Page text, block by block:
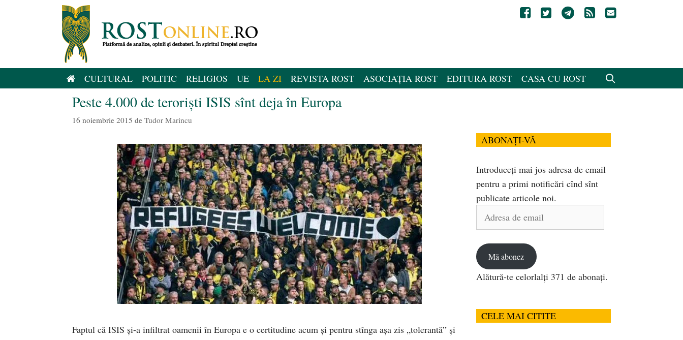
CULTURAL POLITIC RELIGIOS UE LA ZI REVISTA ROST ASOCIAȚIA ROST EDITURA ROST CASA CU ROST
Peste 4.000 de teroriști ISIS sînt deja în Europa
16 noiembrie 2015 de Tudor Marincu
Faptul că ISIS și-a infiltrat oamenii în Europa e o certitudine acum și pentru stînga așa zis „tolerantă” și
ABONAȚI-VĂ
Introduceți mai jos adresa de email
pentru a primi notificări cînd sînt
publicate articole noi.
Adresa
Mă abonez
Alătură-te celorlalți 371 de abonați.
CELE MAI CITITE